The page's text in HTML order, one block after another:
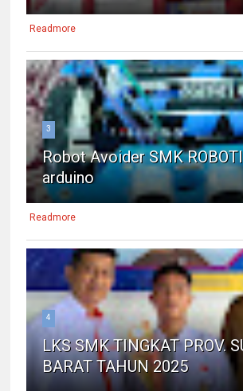
Readmore
3
Robot Avoider SMK
arduino
Readmore
4
LKS SMK TINGKAT PROV.
BARAT TAHUN 2025